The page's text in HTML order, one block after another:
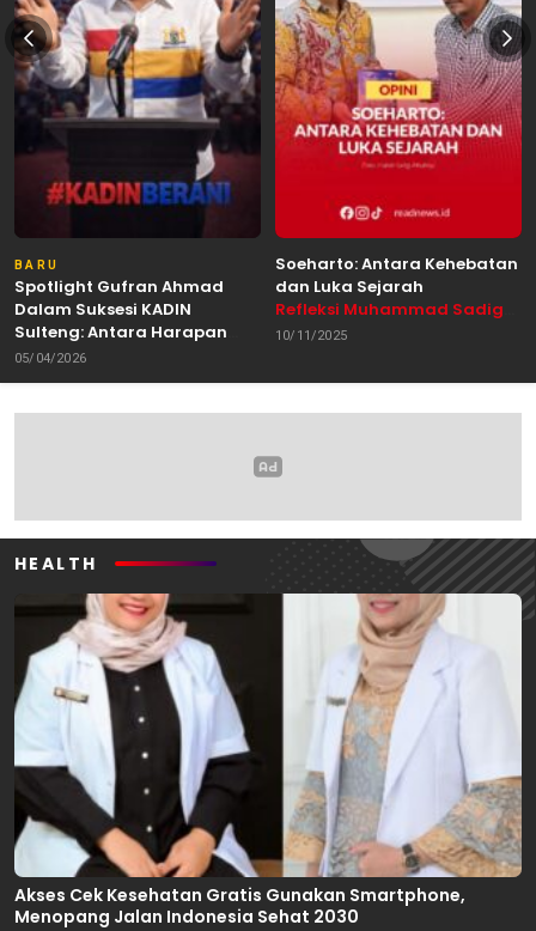
BARU
Spotlight Gufran Ahmad
Dalam Suksesi KADIN
Sulteng: Antara Harapan
dan Kebutuhan Perubahan
05/04/2026
Soeharto: Antara Kehebatan
dan Luka Sejarah
Refleksi Muhammad Sadig
Alhabsyie, Akademisi UIN
10/11/2025
HEALTH
Akses Cek Kesehatan Gratis Gunakan Smartphone,
Menopang Jalan Indonesia Sehat 2030